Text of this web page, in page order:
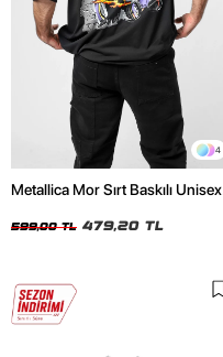
4
Metallica Mor Sırt Baskılı Unisex
599,00 TL 479,20 TL